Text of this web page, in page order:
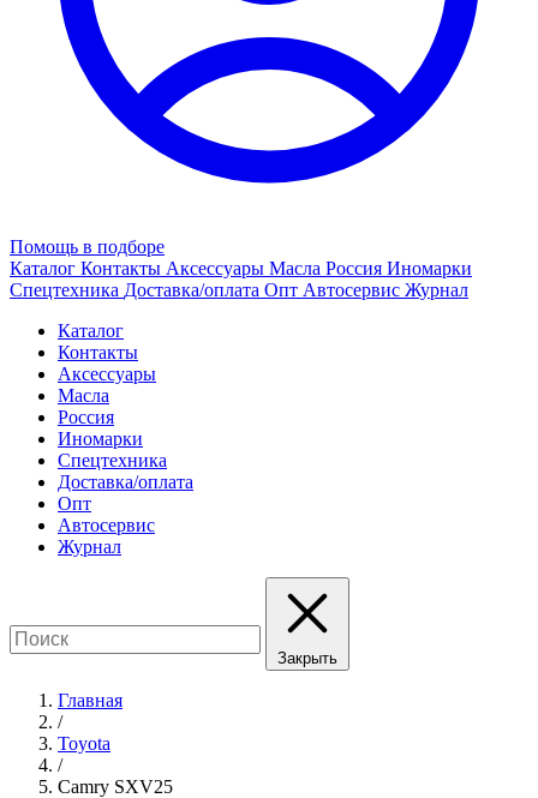
Помощь в подборе
Каталог Контакты Аксессуары Масла Россия Иномарки
Спецтехника Доставка/оплата Опт Автосервис Журнал
Каталог
Контакты
Аксессуары
Масла
Россия
Иномарки
Спецтехника
Доставка/оплата
Опт
Автосервис
Журнал
Закрыть
Главная
/
Toyota
/
Camry SXV25